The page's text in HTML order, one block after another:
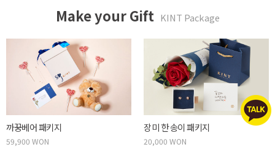
Make your Gift KINT Package
까꿍베어 패키지
59,900 WON
장미 한 송이 패키지
20,000 WON